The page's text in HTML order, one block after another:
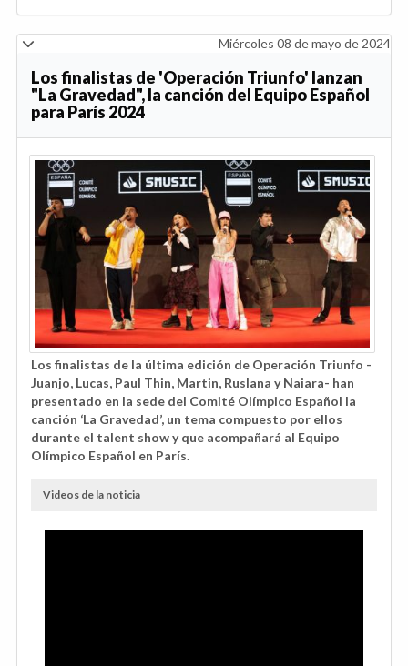
Miércoles 08 de mayo de 2024
Los finalistas de 'Operación Triunfo' lanzan
"La Gravedad", la canción del Equipo Español
para París 2024
Los finalistas de la última edición de Operación Triunfo -
Juanjo, Lucas, Paul Thin, Martin, Ruslana y Naiara- han
presentado en la sede del Comité Olímpico Español la
canción ‘La Gravedad’, un tema compuesto por ellos
durante el talent show y que acompañará al Equipo
Olímpico Español en París.
Videos de la noticia